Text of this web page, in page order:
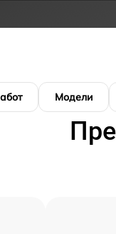
Модели